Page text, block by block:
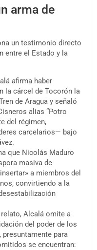
arma de
un testimonio directo
entre el Estado y la
afirma haber
la cárcel de Tocorón la
de Aragua y señaló
alias “Potro
del régimen,
carcelarios— bajo
que Nicolás Maduro
masiva de
a miembros del
convirtiendo a la
Alcalá omite a
del poder de los
presuntamente para
se encuentran: